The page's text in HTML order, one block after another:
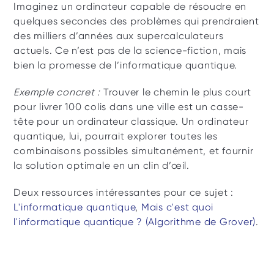
Imaginez un ordinateur capable de résoudre en
quelques secondes des problèmes qui prendraient
des milliers d’années aux supercalculateurs
actuels. Ce n’est pas de la science-fiction, mais
bien la promesse de l’informatique quantique.
Exemple concret : Trouver le chemin le plus court
pour livrer 100 colis dans une ville est un casse-
tête pour un ordinateur classique. Un ordinateur
quantique, lui, pourrait explorer toutes les
combinaisons possibles simultanément, et fournir
la solution optimale en un clin d’œil.
L'informatique quantique, Mais c'est quoi
l'informatique quantique ? (Algorithme de Grover).